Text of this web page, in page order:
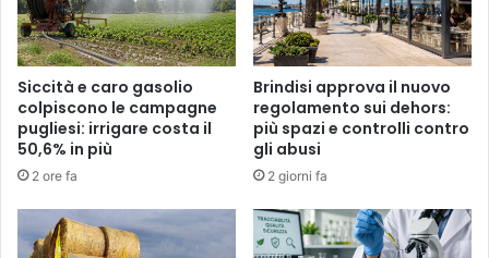
Siccità e caro gasolio
colpiscono le campagne
pugliesi: irrigare costa il
50,6% in più
2 ore fa
Brindisi approva il nuovo
regolamento sui dehors:
più spazi e controlli contro
gli abusi
2 giorni fa